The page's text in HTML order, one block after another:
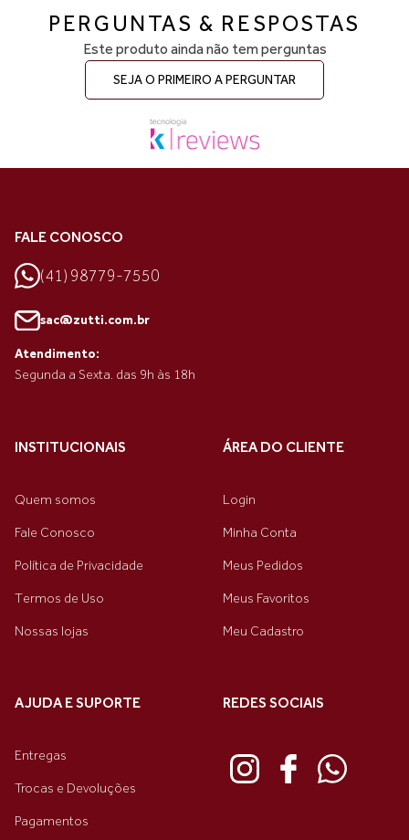
PERGUNTAS & RESPOSTAS
Este produto ainda não tem perguntas
SEJA O PRIMEIRO A PERGUNTAR
FALE CONOSCO
(41) 98779-7550
sac@zutti.com.br
Atendimento:
Segunda a Sexta. das 9h às 18h
INSTITUCIONAIS
Quem somos
Fale Conosco
Política de Privacidade
Termos de Uso
Nossas lojas
ÁREA DO CLIENTE
Login
Minha Conta
Meus Pedidos
Meus Favoritos
Meu Cadastro
AJUDA E SUPORTE
Entregas
Trocas e Devoluções
Pagamentos
REDES SOCIAIS